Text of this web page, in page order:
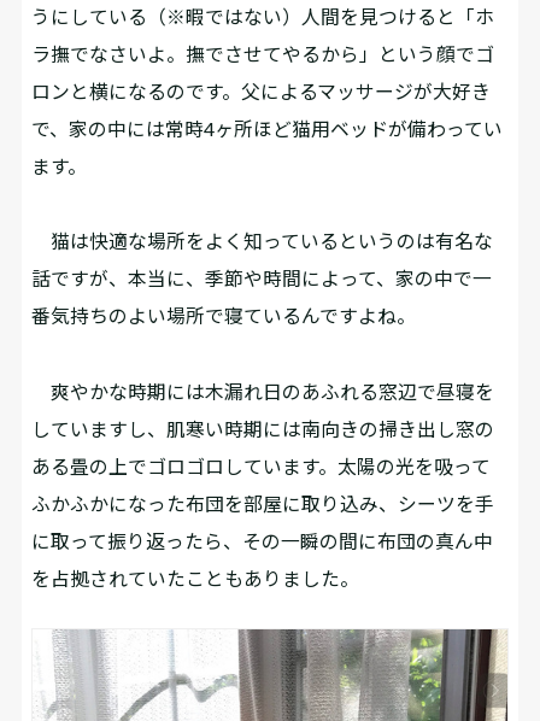
うにしている（※暇ではない）人間を見つけると「ホ
ラ撫でなさいよ。撫でさせてやるから」という顔でゴ
ロンと横になるのです。父によるマッサージが大好き
で、家の中には常時4ヶ所ほど猫用ベッドが備わってい
ます。
猫は快適な場所をよく知っている――というのは有名な
話ですが、本当に、季節や時間によって、家の中で一
番気持ちのよい場所で寝ているんですよね。
爽やかな時期には木漏れ日のあふれる窓辺で昼寝を
していますし、肌寒い時期には南向きの掃き出し窓の
ある畳の上でゴロゴロしています。太陽の光を吸って
ふかふかになった布団を部屋に取り込み、シーツを手
に取って振り返ったら、その一瞬の間に布団の真ん中
を占拠されていたこともありました。